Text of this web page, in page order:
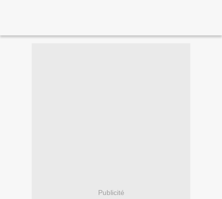
Publicité